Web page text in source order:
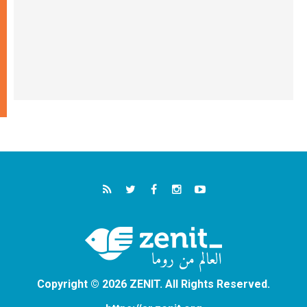
Copyright © 2026 ZENIT. All Rights Reserved.